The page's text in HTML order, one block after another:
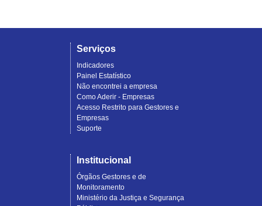
Serviços
Indicadores
Painel Estatístico
Não encontrei a empresa
Como Aderir - Empresas
Acesso Restrito para Gestores e
Empresas
Suporte
Institucional
Órgãos Gestores e de
Monitoramento
Ministério da Justiça e Segurança